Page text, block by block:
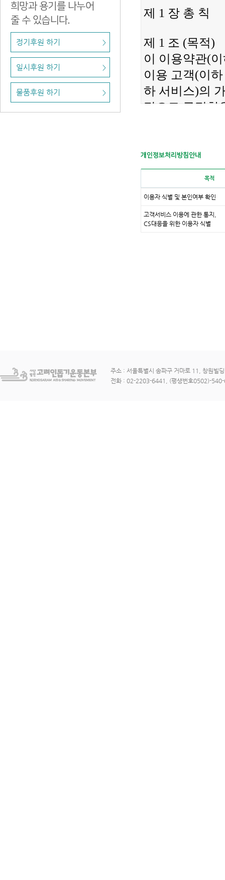
희망과 용기를 나누어
줄 수 있습니다.
정기후원 하기 >
일시후원 하기 >
물품후원 하기 >
개인정보처리방침안내
목적
이용자 식별 및 본인여부 확인
고객서비스 이용에 관한 통지,
CS대응을 위한 이용자 식별
주소 : 서울특별시 송파구 거마로 11, 창원빌
전화 : 02-2203-6441, (평생번호0502)-